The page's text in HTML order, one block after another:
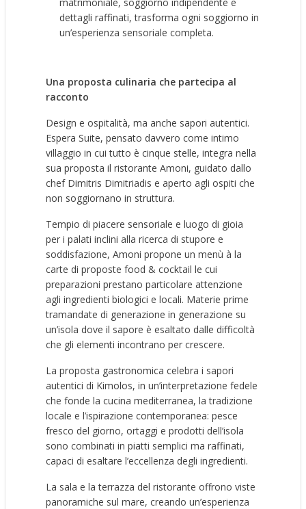
dettagli raffinati, trasforma ogni soggiorno in
un’esperienza sensoriale completa.
Una proposta culinaria che partecipa al
racconto
Design e ospitalità, ma anche sapori autentici.
Espera Suite, pensato davvero come intimo
villaggio in cui tutto è cinque stelle, integra nella
sua proposta il ristorante Amoni, guidato dallo
chef Dimitris Dimitriadis e aperto agli ospiti che
non soggiornano in struttura.
Tempio di piacere sensoriale e luogo di gioia
per i palati inclini alla ricerca di stupore e
soddisfazione, Amoni propone un menù à la
carte di proposte food & cocktail le cui
preparazioni prestano particolare attenzione
agli ingredienti biologici e locali. Materie prime
tramandate di generazione in generazione su
un’isola dove il sapore è esaltato dalle difficoltà
che gli elementi incontrano per crescere.
La proposta gastronomica celebra i sapori
autentici di Kimolos, in un’interpretazione fedele
che fonde la cucina mediterranea, la tradizione
locale e l’ispirazione contemporanea: pesce
fresco del giorno, ortaggi e prodotti dell’isola
sono combinati in piatti semplici ma raffinati,
capaci di esaltare l’eccellenza degli ingredienti.
La sala e la terrazza del ristorante offrono viste
panoramiche sul mare, creando un’esperienza